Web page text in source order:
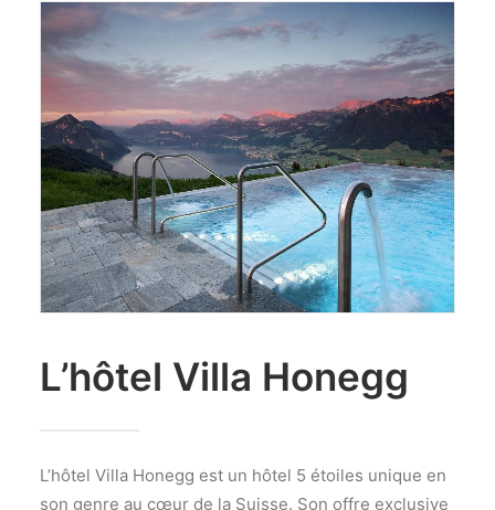
L’hôtel Villa Honegg
L’hôtel Villa Honegg est un hôtel 5 étoiles unique en
son genre au cœur de la Suisse. Son offre exclusive